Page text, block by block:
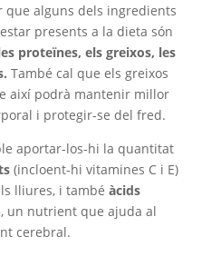
que alguns dels ingredients
presents a la dieta són
proteïnes, els greixos, les
També cal que els greixos
així podrà mantenir millor
i protegir-se del fred.
aportar-los-hi la quantitat
(incloent-hi vitamines C i E)
lliures, i també àcids
, un nutrient que ajuda al
cerebral.